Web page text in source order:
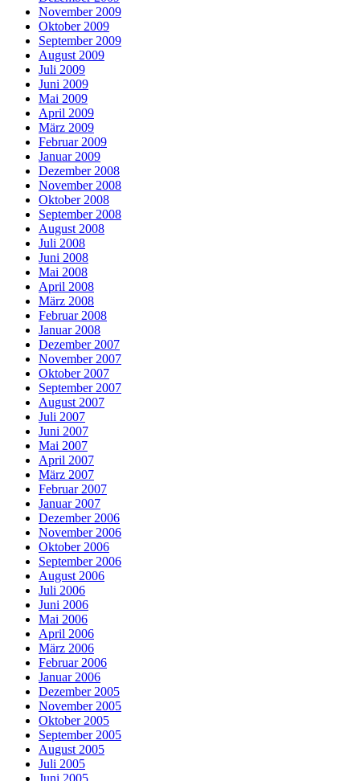
November 2009
Oktober 2009
September 2009
August 2009
Juli 2009
Juni 2009
Mai 2009
April 2009
März 2009
Februar 2009
Januar 2009
Dezember 2008
November 2008
Oktober 2008
September 2008
August 2008
Juli 2008
Juni 2008
Mai 2008
April 2008
März 2008
Februar 2008
Januar 2008
Dezember 2007
November 2007
Oktober 2007
September 2007
August 2007
Juli 2007
Juni 2007
Mai 2007
April 2007
März 2007
Februar 2007
Januar 2007
Dezember 2006
November 2006
Oktober 2006
September 2006
August 2006
Juli 2006
Juni 2006
Mai 2006
April 2006
März 2006
Februar 2006
Januar 2006
Dezember 2005
November 2005
Oktober 2005
September 2005
August 2005
Juli 2005
Juni 2005